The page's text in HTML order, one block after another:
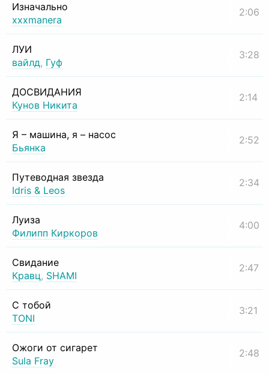
Изначально
xxxmanera
2:06
ЛУИ
вайлд, Гуф
3:28
ДОСВИДАНИЯ
Кунов Никита
2:14
Я – машина, я – насос
Бьянка
2:52
Путеводная звезда
Idris & Leos
2:34
Луиза
Филипп Киркоров
4:00
Свидание
Кравц, SHAMI
2:47
С тобой
TONI
3:21
Ожоги от сигарет
Sula Fray
2:48